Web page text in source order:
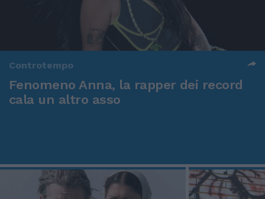
Controtempo
Fenomeno Anna, la rapper dei record
cala un altro asso